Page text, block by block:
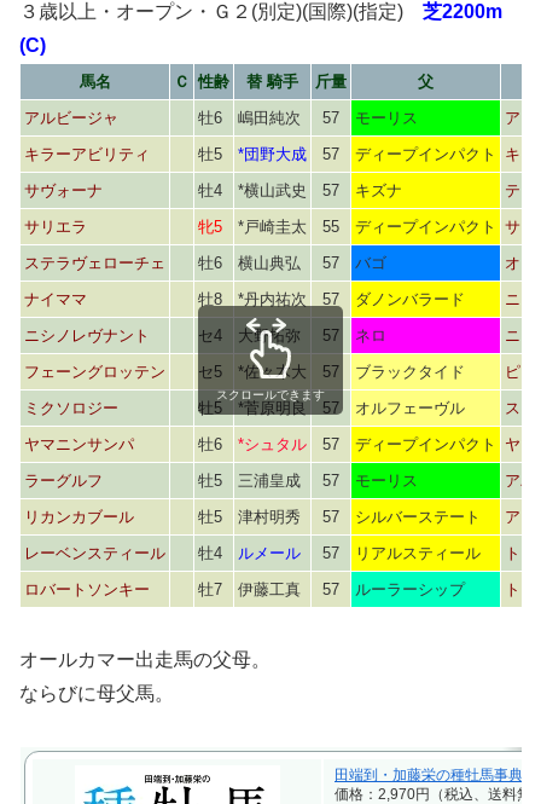
３歳以上・オープン・Ｇ２(別定)(国際)(指定) 芝2200m
(C)
馬名 Ｃ 性齢 替 騎手 斤量
父
アルビージャ
牡6 嶋田純次 57 モーリス
アロ
キラーアビリティ
牡5 *団野大成 57 ディープインパクト
キラ
サヴォーナ
牡4 *横山武史 57 キズナ
テイ
サリエラ
牝5 *戸崎圭太 55 ディープインパクト
サロ
ステラヴェローチェ
牡6 横山典弘 57 バゴ
オー
ナイママ
牡8 *丹内祐次 57 ダノンバラード
ニシ
ニシノレヴナント
セ4 大野拓弥 57 ネロ
ニシ
フェーングロッテン
セ5 *佐々木大 57 ブラックタイド
ピ
ミクソロジー
牡5 *菅原明良 57 オルフェーヴル
スタ
ヤマニンサンパ
牡6 *シュタル 57 ディープインパクト
ヤマ
ラーグルフ
牡5 三浦皇成 57 モーリス
アバ
リカンカブール
牡5 津村明秀 57 シルバーステート
アン
レーベンスティール
牡4 ルメール 57 リアルスティール
ト
ロバートソンキー
牡7 伊藤工真 57 ルーラーシップ ト
スクロールできます
オールカマー出走馬の父母。
ならびに母父馬。
田端到・加藤栄の種牡馬事典
価格：2,970円（税込、送料無